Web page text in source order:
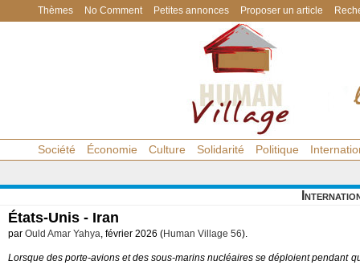
Thèmes No Comment Petites annonces Proposer un article
Société Économie Culture Solidarité Politique
États-Unis - Iran
par Ould Amar Yahya, février 2026 (Human Village 56).
Lorsque des porte-avions et des sous-marins nucléaires se déploient pendant